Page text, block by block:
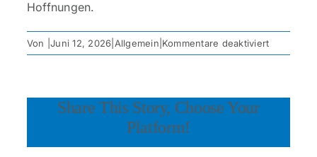
Hoffnungen.
Von |Juni 12, 2026 Allgemein Kommentare deaktiviertfür
Wie
Share This Story, Choose Your
Platform!